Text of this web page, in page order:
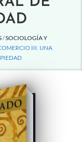
/SOCIOLOGÍA Y
III. UNA